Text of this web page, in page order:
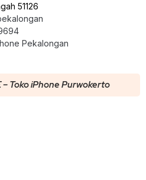
51126
Pekalongan
– Toko iPhone Purwokerto